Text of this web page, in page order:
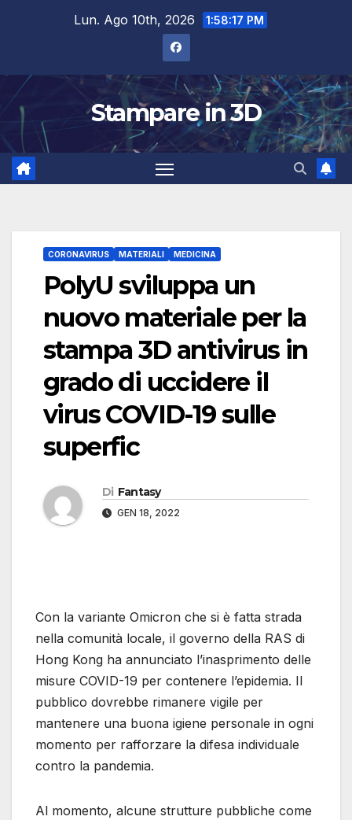
Lun. Ago 10th, 2026 1:58:17 PM
Stampare in 3D
CORONAVIRUS MATERIALI MEDICINA
PolyU sviluppa un
nuovo materiale per la
stampa 3D antivirus in
grado di uccidere il
virus COVID-19 sulle
superfic
Di Fantasy
GEN 18, 2022
Con la variante Omicron che si è fatta strada
nella comunità locale, il governo della RAS di
Hong Kong ha annunciato l’inasprimento delle
misure COVID-19 per contenere l’epidemia. Il
pubblico dovrebbe rimanere vigile per
mantenere una buona igiene personale in ogni
momento per rafforzare la difesa individuale
contro la pandemia.
Al momento, alcune strutture pubbliche come